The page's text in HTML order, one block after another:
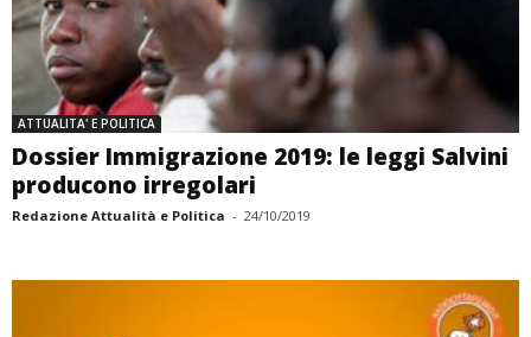
ATTUALITA' E POLITICA
Dossier Immigrazione 2019: le leggi Salvini
producono irregolari
Redazione Attualità e Politica - 24/10/2019